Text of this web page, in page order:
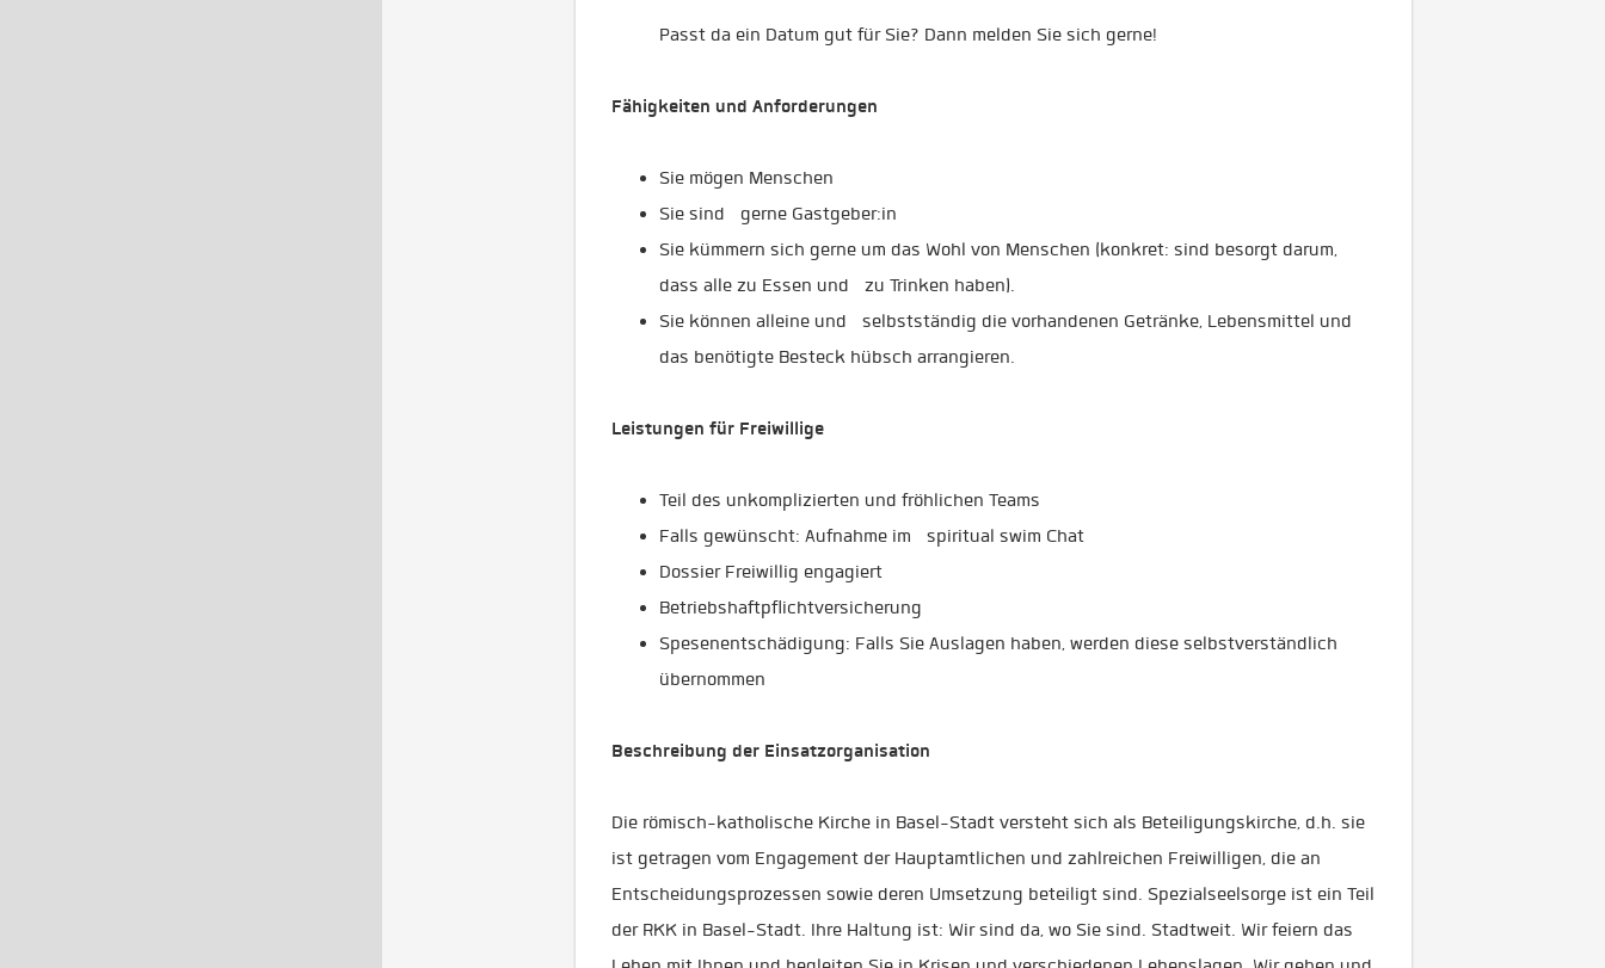
Passt da ein Datum gut für Sie? Dann melden Sie sich gerne!
Fähigkeiten und Anforderungen
Sie mögen Menschen
Sie sind gerne Gastgeber:in
Sie kümmern sich gerne um das Wohl von Menschen (konkret: sind besorgt darum,
dass alle zu Essen und zu Trinken haben).
Sie können alleine und selbstständig die vorhandenen Getränke, Lebensmittel und
das benötigte Besteck hübsch arrangieren.
Leistungen für Freiwillige
Teil des unkomplizierten und fröhlichen Teams
Falls gewünscht: Aufnahme im spiritual swim Chat
Dossier Freiwillig engagiert
Betriebshaftpflichtversicherung
Spesenentschädigung: Falls Sie Auslagen haben, werden diese selbstverständlich
übernommen
Beschreibung der Einsatzorganisation
Die römisch-katholische Kirche in Basel-Stadt versteht sich als Beteiligungskirche, d.h. sie
ist getragen vom Engagement der Hauptamtlichen und zahlreichen Freiwilligen, die an
Entscheidungsprozessen sowie deren Umsetzung beteiligt sind. Spezialseelsorge ist ein Teil
der RKK in Basel-Stadt. Ihre Haltung ist: Wir sind da, wo Sie sind. Stadtweit. Wir feiern das